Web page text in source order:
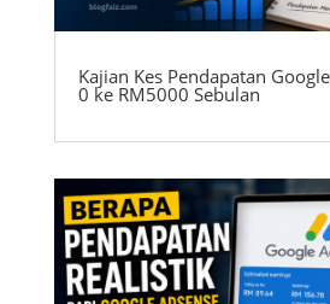
Kajian Kes Pendapatan
0 ke RM5000 Sebulan